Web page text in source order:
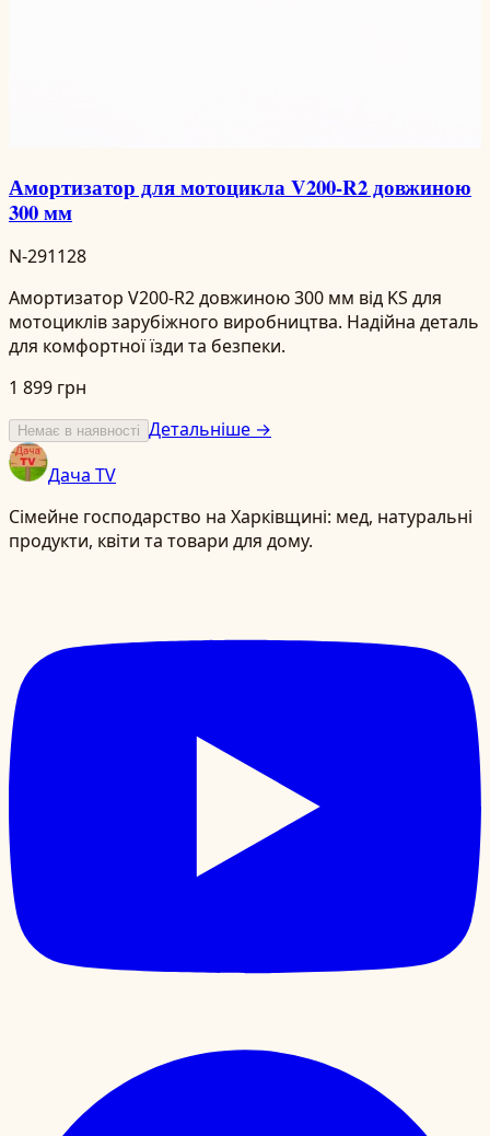
Амортизатор для мотоцикла V200-R2 довжиною
300 мм
N-291128
Амортизатор V200-R2 довжиною 300 мм від KS для
мотоциклів зарубіжного виробництва. Надійна деталь
для комфортної їзди та безпеки.
1 899 грн
Немає в наявності Детальніше →
Дача TV
Сімейне господарство на Харківщині: мед, натуральні
продукти, квіти та товари для дому.